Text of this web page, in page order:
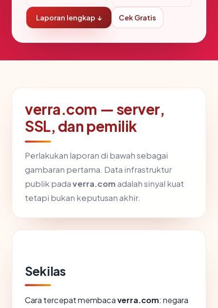
Laporan lengkap ↓ Cek Gratis
verra.com — server,
SSL, dan pemilik
Perlakukan laporan di bawah sebagai
gambaran pertama. Data infrastruktur
publik padaverra.comadalah sinyal kuat
tetapi bukan keputusan akhir.
Sekilas
Cara tercepat membacaverra.com: negara